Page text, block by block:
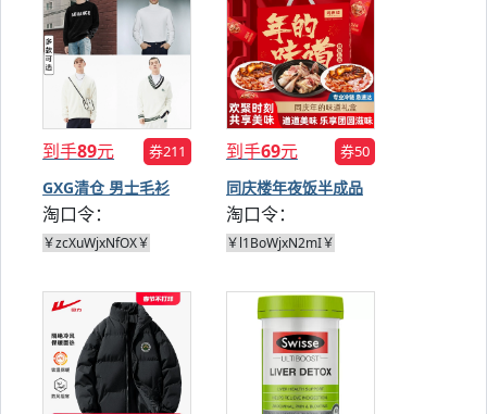
到手89元 券211
GXG清仓 男士毛衫
淘口令：
￥zcXuWjxNfOX￥
到手69元 券50
同庆楼年夜饭半成品
菜
淘口令：
￥l1BoWjxN2mI￥